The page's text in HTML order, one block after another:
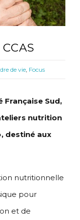
de vie, Focus
Française Sud,
nutrition
destiné aux
nutritionnelle
pour
et de